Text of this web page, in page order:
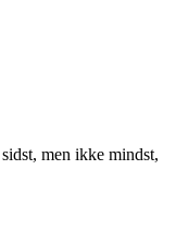
men ikke mindst,